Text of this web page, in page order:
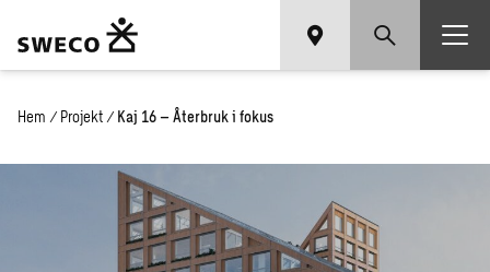
Hem / Projekt / Kaj 16 – Återbruk i fokus